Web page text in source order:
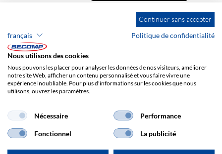
Brands
Protection des données
Frais de port
Continuer sans accepter
français
Politique de confidentialité
Nous utilisons des cookies
Nous pouvons les placer pour analyser les données de nos visiteurs, améliorer
notre site Web, afficher un contenu personnalisé et vous faire vivre une
expérience inoubliable. Pour plus d'informations sur les cookies que nous
utilisons, ouvrez les paramètres.
Nécessaire Performance
Fonctionnel La publicité